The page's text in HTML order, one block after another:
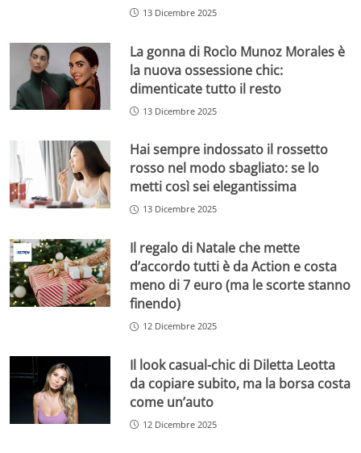
13 Dicembre 2025
La gonna di Rocìo Munoz Morales è
la nuova ossessione chic:
dimenticate tutto il resto
13 Dicembre 2025
Hai sempre indossato il rossetto
rosso nel modo sbagliato: se lo
metti così sei elegantissima
13 Dicembre 2025
Il regalo di Natale che mette
d’accordo tutti è da Action e costa
meno di 7 euro (ma le scorte stanno
finendo)
12 Dicembre 2025
Il look casual-chic di Diletta Leotta
da copiare subito, ma la borsa costa
come un’auto
12 Dicembre 2025